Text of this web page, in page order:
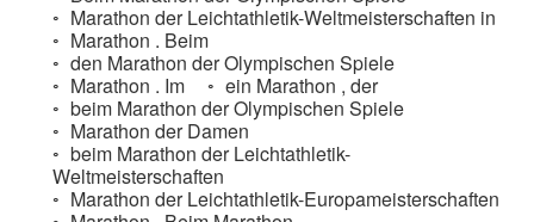
Marathon der Leichtathletik-Weltmeisterschaften in
Marathon . Beim
den Marathon der Olympischen Spiele
Marathon . Im
ein Marathon , der
beim Marathon der Olympischen Spiele
Marathon der Damen
beim Marathon der Leichtathletik-
Weltmeisterschaften
Marathon der Leichtathletik-Europameisterschaften